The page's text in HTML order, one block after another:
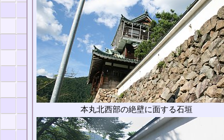
本丸北西部の絶壁に面する石垣